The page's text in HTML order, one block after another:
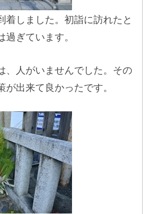
着しました。初詣に訪れたと
ぎています。
、人がいませんでした。その
出来て良かったです。